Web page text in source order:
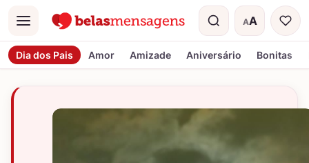
Menu AA
Tamanho do
Dia dos Pais Amor Amizade Aniversário Bonitas